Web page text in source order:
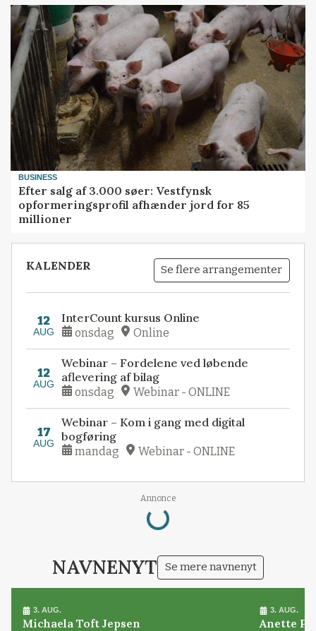
BUSINESS
Efter salg af 3.000 søer: Vestfynsk
opformeringsprofil afhænder jord for 85
millioner
KALENDER Se flere arrangementer
12
AUG
InterCount kursus Online
onsdag Online
12
AUG
Webinar – Fordelene ved løbende
aflevering af bilag
onsdag Webinar - ONLINE
17
AUG
Webinar – Kom i gang med digital
bogføring
mandag Webinar - ONLINE
Annonce
Loading...
NAVNENYT Se mere navnenyt
3. AUG.
Michaela Toft Jepsen
3. AUG.
Anette